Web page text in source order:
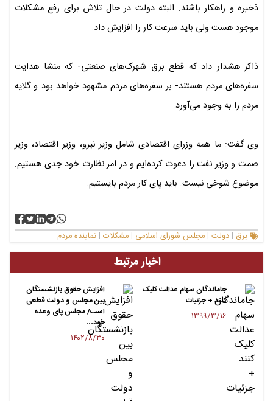
ذخیره و راهکار باشند. البته دولت در حال تلاش برای رفع مشکلات
موجود هست ولی باید سرعت کار را افزایش داد.
ذاکر هشدار داد که قطع برق شهرک‌های صنعتی- که منشا هدایت
سفره‌های مردم هستند- بر سفره‌های مردم مشهود خواهد بود و گلایه
مردم را به وجود می‌آورد.
وی گفت: ما همه‌ وزرای اقتصادی شامل وزیر نیرو، وزیر اقتصاد، وزیر
صمت و وزیر نفت را دعوت کرده‌ایم و در امر نظارت خود جدی هستیم.
موضوع شوخی نیست. باید پای کار مردم بایستیم.
برق | دولت | مجلس شورای اسلامی | مشکلات | نماینده مردم
اخبار مرتبط
جاماندگان سهام عدالت کلیک
کنند + جزئیات
۱۳۹۹/۳/۱۶
افزایش حقوق بازنشستگان
بین مجلس و دولت قطعی
است/ مجلس پای وعده
خود…
۱۴۰۲/۸/۳۰